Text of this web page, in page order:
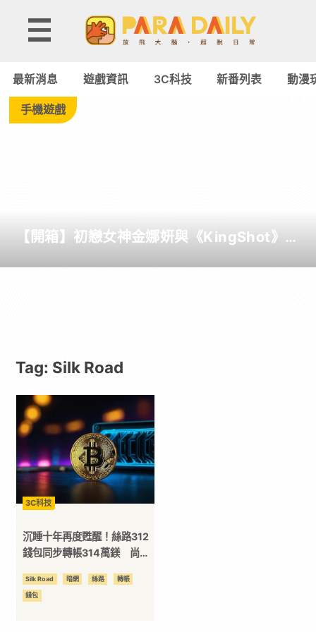
Tag:
Road
-
遊
動
漫
二
次
元
｜
最新消息 遊戲資訊 3C科技 新番列表 動漫
手機遊戲
【開箱】初戀女神金娜妍與《KingShot》再
Tag: Silk Road
3C科技
沉睡十年再度甦醒！絲路312
錢包同步轉帳314萬鎂 尚餘
Silk Road 暗網 絲路 轉帳
錢包